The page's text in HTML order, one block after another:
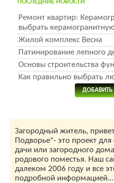
ПОСЛЕДНИЕ НОВОСТИ
Ремонт квартир:
выбрать
Жилой комплекс Весна
Патинирование лепного
Основы строительства
Как правильно выбрать
ДОБАВИТЬ
Загородный житель,
Подворье"- это проект
дачи или загородного
родового поместья. Наш
далеком 2006 году и все
подробной информацией...